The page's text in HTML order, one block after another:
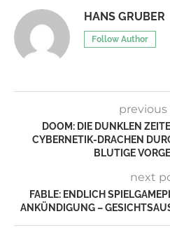
HANS GRUBER
Follow Author
previous
DOOM: DIE DUNKLEN
CYBERNETIK-DRACHEN
BLUTIGE
next
FABLE: ENDLICH
ANKÜNDIGUNG –